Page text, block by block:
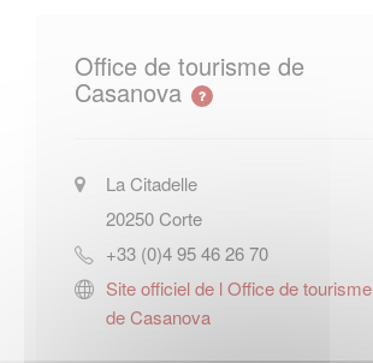
Office de tourisme de
Casanova
La Citadelle
20250Corte
+33 (0)4 95 46 26 70
Site officiel de l Office de tourisme
de Casanova